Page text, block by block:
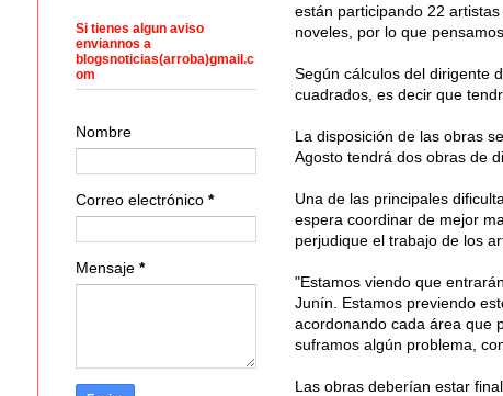
están participando 22
noveles, por lo que
Según cálculos del dirigente
cuadrados, es decir que
La disposición de las obras
Agosto tendrá dos obras de
Una de las principales
espera coordinar de mejor
perjudique el trabajo de los
"Estamos viendo que
Junín. Estamos previendo
acordonando cada área que
suframos algún problema,
Las obras deberían estar
Si tienes algun aviso
enviannos a
blogsnoticias(arroba)gmail.c
om
Nombre
Correo electrónico *
Mensaje *